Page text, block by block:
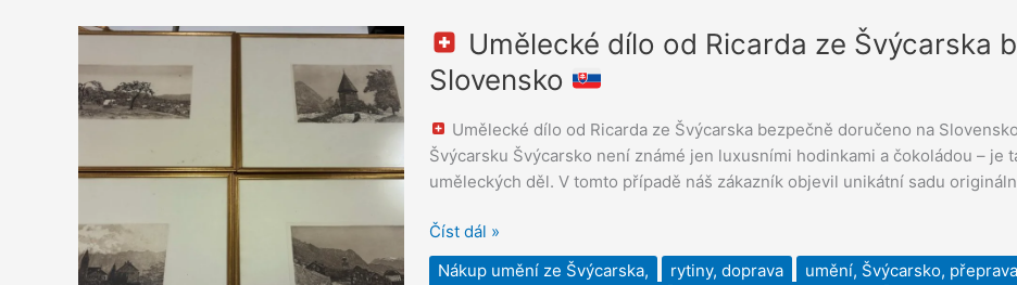
Umělecké dílo od Ricarda ze Švýcarska
Slovensko
Umělecké dílo od Ricarda ze Švýcarska bezpečně doručeno na Slovensko
Švýcarsku Švýcarsko není známé jen luxusními hodinkami a čokoládou – je
uměleckých děl. V tomto případě náš zákazník objevil unikátní sadu
dílo
Ricarda
ze
Švýcarska
bezpečně
doručeno
na
Číst dál »
Nákup umění ze Švýcarska,
rytiny, doprava umění, Švýcarsko,